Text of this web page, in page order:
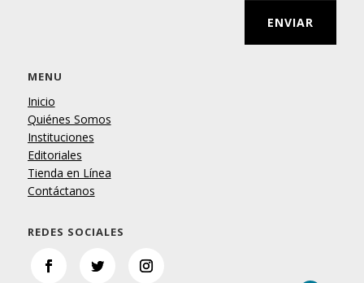
ENVIAR
MENU
Inicio
Quiénes Somos
Instituciones
Editoriales
Tienda en Línea
Contáctanos
REDES SOCIALES